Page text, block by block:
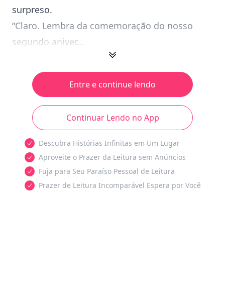
surpreso.
“Claro. Lembra da comemoração do nosso
segundo aniver...
Entre e continue lendo
Continuar Lendo no App
Descubra Histórias Infinitas em Um Lugar
Aproveite o Prazer da Leitura sem Anúncios
Fuja para Seu Paraíso Pessoal de Leitura
Prazer de Leitura Incomparável Espera por Você